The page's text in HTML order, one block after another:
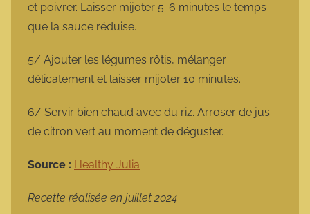
et poivrer. Laisser mijoter 5-6 minutes le temps
que la sauce réduise.
5/ Ajouter les légumes rôtis, mélanger
délicatement et laisser mijoter 10 minutes.
6/ Servir bien chaud avec du riz. Arroser de jus
de citron vert au moment de déguster.
Source : Healthy Julia
Recette réalisée en juillet 2024